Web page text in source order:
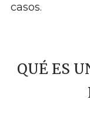
casos.
QUÉ ES